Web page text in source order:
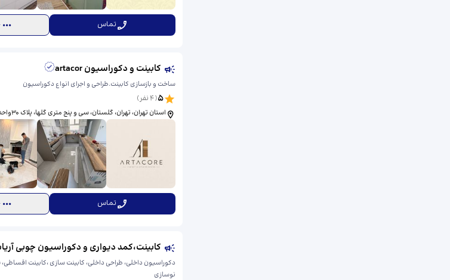
تماس
کابینت و دکوراسیون artacor
ساخت و بازسازی کابینت.طراحی و اجرای انواع دکوراسیون
5
(
4 نفر)
استان تهران، تهران، گلستان، سی و پنج متری گلها، ​پلاک 30واحد و طبقه1
تماس
کابینت،کمد دیواری و دکوراسیون چوبی
دکوراسیون داخلی، طراحی داخلی، کابینت سازی ،کابینت
نوسازی